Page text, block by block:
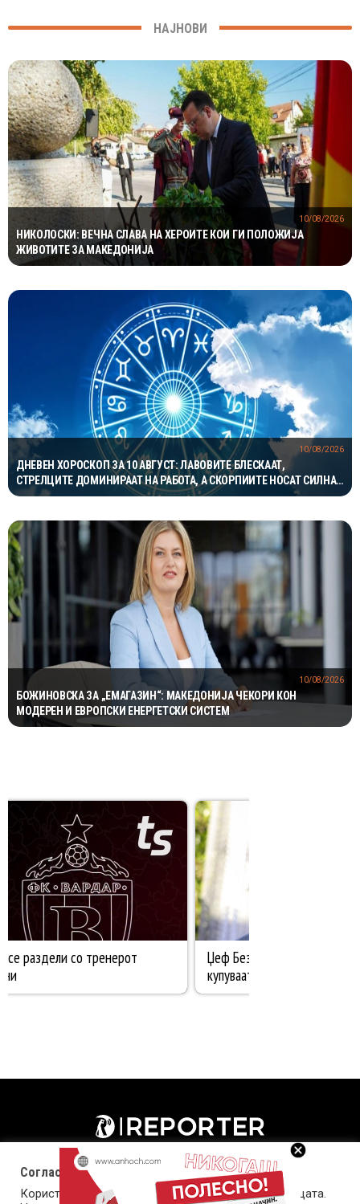
НАЈНОВИ
НИКОЛОСКИ: ВЕЧНА СЛАВА НА ХЕРОИТЕ КОИ ГИ ПОЛОЖИЈА
ЖИВОТИТЕ ЗА МАКЕДОНИЈА
10/08/2026
ДНЕВЕН ХОРОСКОП ЗА 10 АВГУСТ: ЛАВОВИТЕ БЛЕСКААТ,
СТРЕЛЦИТЕ ДОМИНИРААТ НА РАБОТА, А СКОРПИИТЕ НОСАТ СИЛНА
ЉУБОВНА ЕНЕРГИЈА
10/08/2026
БОЖИНОВСКА ЗА „ЕМАГАЗИН“: МАКЕДОНИЈА ЧЕКОРИ КОН
МОДЕРЕН И ЕВРОПСКИ ЕНЕРГЕТСКИ СИСТЕМ
10/08/2026
Согласност за колачиња (cookies)
Користиме колачиња за оптимизирање на страницата.